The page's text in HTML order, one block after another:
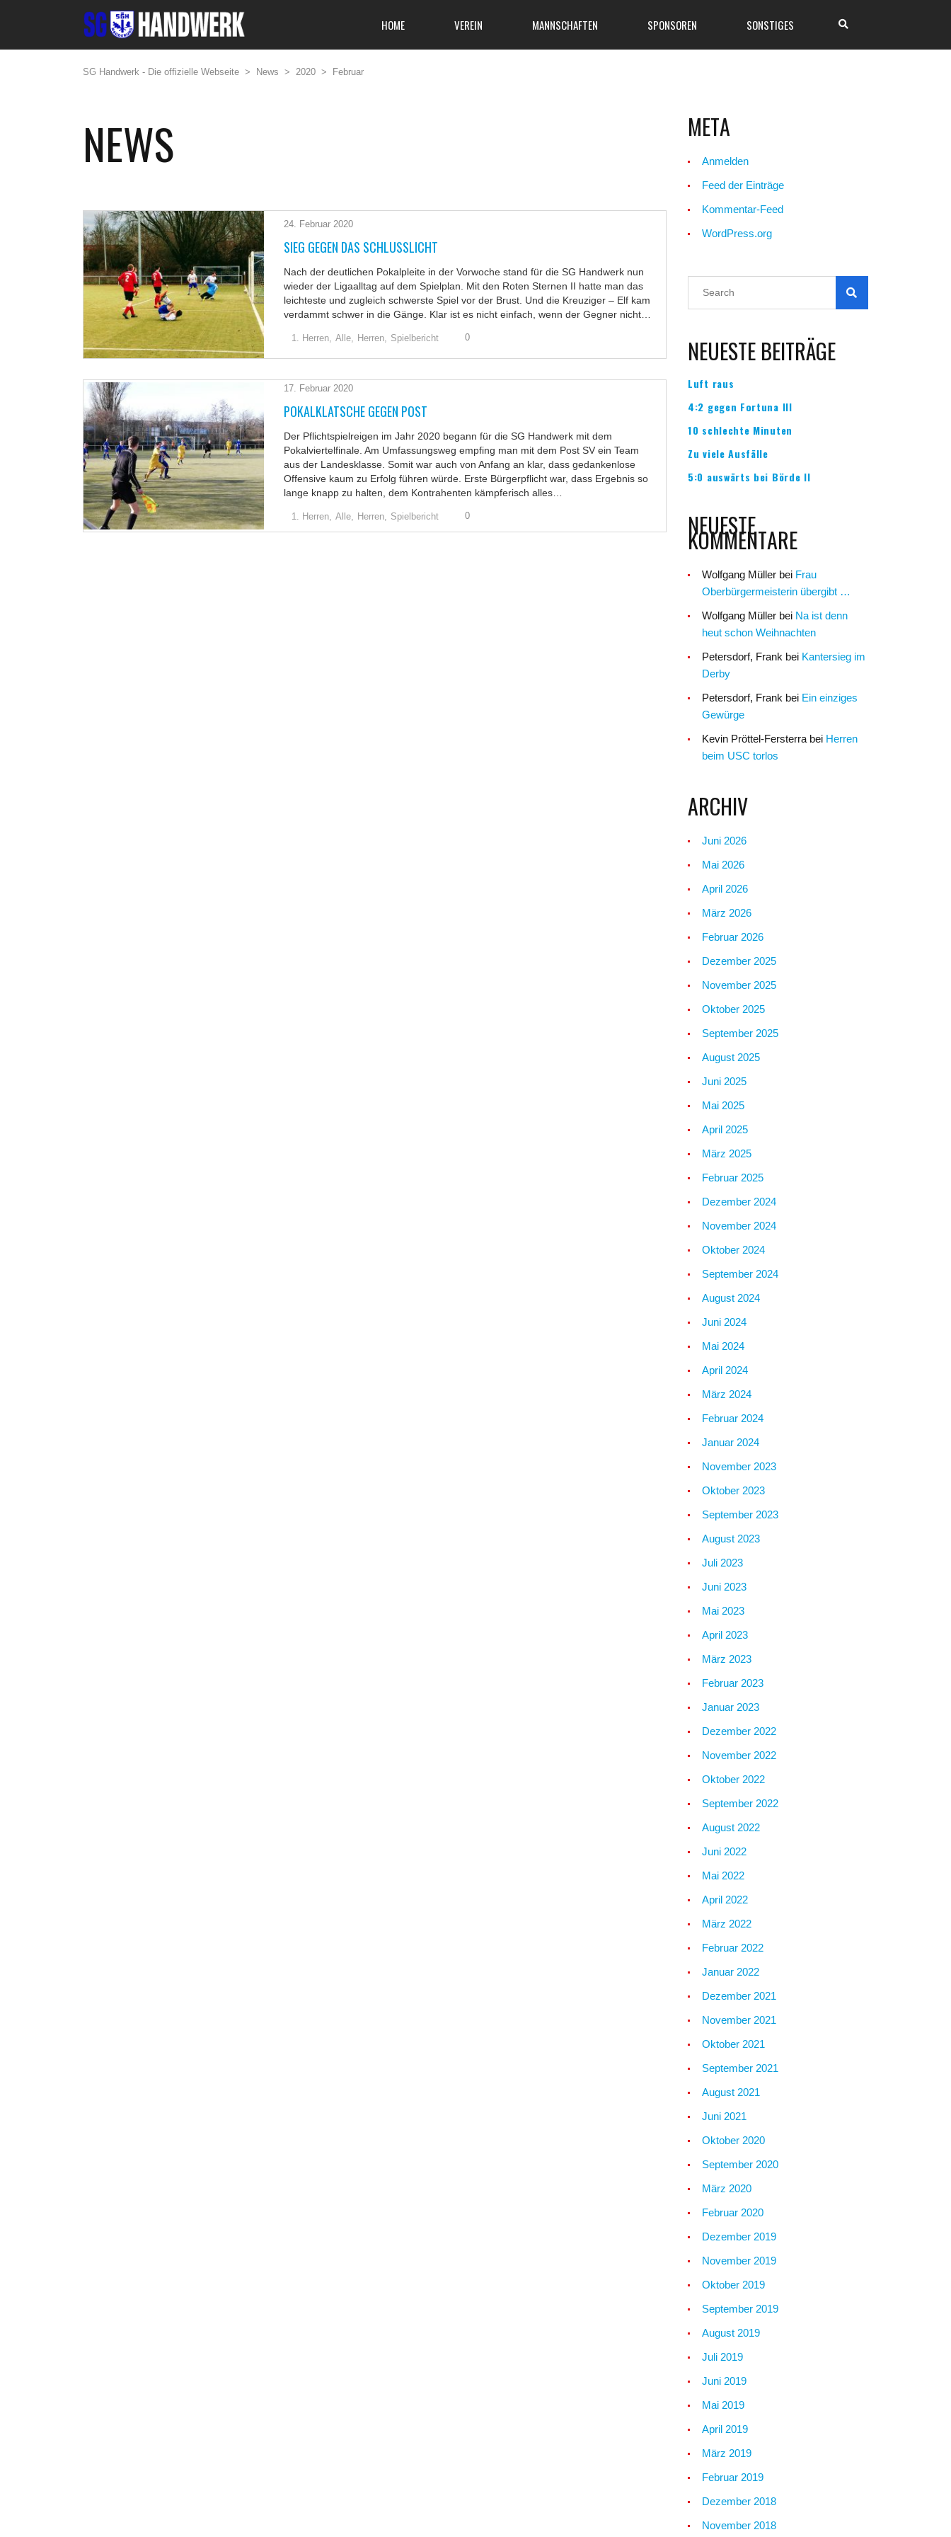
HOME VEREIN MANNSCHAFTEN SPONSOREN SONSTIGES
SG Handwerk - Die offizielle Webseite > News > 2020 > Februar
NEWS
24. Februar 2020
SIEG GEGEN DAS SCHLUSSLICHT
Nach der deutlichen Pokalpleite in der Vorwoche stand für die SG Handwerk nun
wieder der Ligaalltag auf dem Spielplan. Mit den Roten Sternen II hatte man das
leichteste und zugleich schwerste Spiel vor der Brust. Und die Kreuziger – Elf kam
verdammt schwer in die Gänge. Klar ist es nicht einfach, wenn der Gegner nicht…
1. Herren, Alle, Herren, Spielbericht 0
17. Februar 2020
POKALKLATSCHE GEGEN POST
Der Pflichtspielreigen im Jahr 2020 begann für die SG Handwerk mit dem
Pokalviertelfinale. Am Umfassungsweg empfing man mit dem Post SV ein Team
aus der Landesklasse. Somit war auch von Anfang an klar, dass gedankenlose
Offensive kaum zu Erfolg führen würde. Erste Bürgerpflicht war, dass Ergebnis so
lange knapp zu halten, dem Kontrahenten kämpferisch alles…
1. Herren, Alle, Herren, Spielbericht 0
META
Anmelden
Feed der Einträge
Kommentar-Feed
WordPress.org
NEUESTE BEITRÄGE
Luft raus
4:2 gegen Fortuna III
10 schlechte Minuten
Zu viele Ausfälle
5:0 auswärts bei Börde II
NEUESTE
KOMMENTARE
Wolfgang Müller bei Frau
Oberbürgermeisterin übergibt …
Wolfgang Müller bei Na ist denn
heut schon Weihnachten
Petersdorf, Frank bei Kantersieg im
Derby
Petersdorf, Frank bei Ein einziges
Gewürge
Kevin Pröttel-Fersterra bei Herren
beim USC torlos
ARCHIV
Juni 2026
Mai 2026
April 2026
März 2026
Februar 2026
Dezember 2025
November 2025
Oktober 2025
September 2025
August 2025
Juni 2025
Mai 2025
April 2025
März 2025
Februar 2025
Dezember 2024
November 2024
Oktober 2024
September 2024
August 2024
Juni 2024
Mai 2024
April 2024
März 2024
Februar 2024
Januar 2024
November 2023
Oktober 2023
September 2023
August 2023
Juli 2023
Juni 2023
Mai 2023
April 2023
März 2023
Februar 2023
Januar 2023
Dezember 2022
November 2022
Oktober 2022
September 2022
August 2022
Juni 2022
Mai 2022
April 2022
März 2022
Februar 2022
Januar 2022
Dezember 2021
November 2021
Oktober 2021
September 2021
August 2021
Juni 2021
Oktober 2020
September 2020
März 2020
Februar 2020
Dezember 2019
November 2019
Oktober 2019
September 2019
August 2019
Juli 2019
Juni 2019
Mai 2019
April 2019
März 2019
Februar 2019
Dezember 2018
November 2018